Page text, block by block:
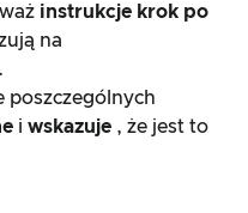
instrukcje krok po
na
.
poszczególnych
i wskazuje , że jest to